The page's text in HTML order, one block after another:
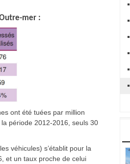
mer :
ont été tuées par million
période 2012-2016, seuls 30
véhicules) s’établit pour la
et un taux proche de celui